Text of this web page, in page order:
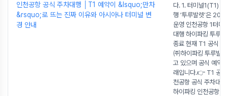
인천공항 공식 주차대행 │T1 예약이 &lsquo;만차
&rsquo;로 뜨는 진짜 이유와 아시아나 터미널 변
경 안내
다. 1. 터미널1(T1) 공
행 ‘투루발렛’은
운영 인천공항 1터미
대행 하이파킹 투루
종료 현재 T1 공식 주
㈜하이파킹 투루발
고 있으며 공식 예약
래입니다.👉 T1 공식
천공항 공식 주차대
하이파킹 인천공항